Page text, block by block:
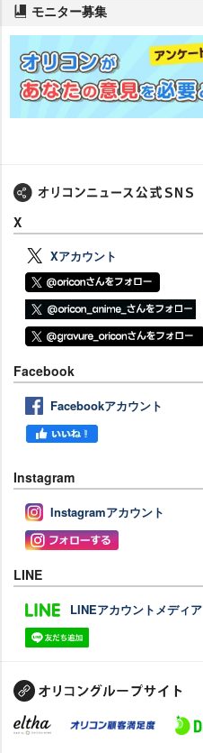
モニター募集
X
Xアカウント
Facebook
Facebookアカウント
Instagram
Instagramアカウント
LINE
LINEアカウントメディア